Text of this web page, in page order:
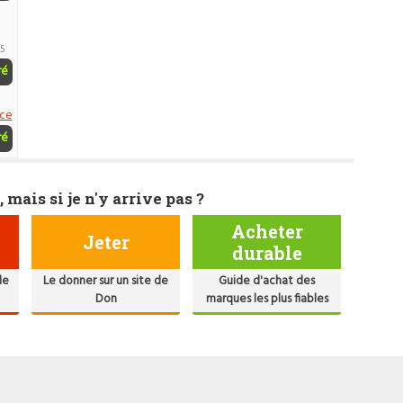
mais si je n'y arrive pas ?
Jeter
Le donner sur un site de
Don
Acheter
durable
Guide d'achat des
marques les plus fiables